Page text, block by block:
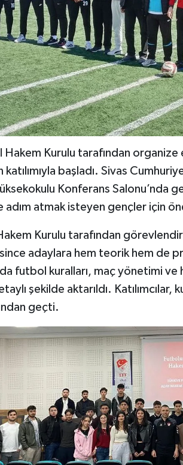
Hakem Kurulu tarafından
katılımıyla başladı. Sivas
Konferans Salonu’nda
adım atmak isteyen gençler için
Kurulu tarafından
adaylara hem teorik hem de
futbol kuralları, maç yönetimi ve
şekilde aktarıldı.
geçti.